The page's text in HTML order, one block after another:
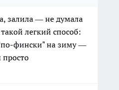
залила — не думала
такой легкий способ:
фински" на зиму —
просто